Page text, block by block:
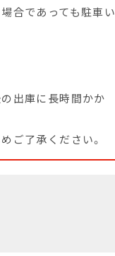
合であっても駐車い
出庫に長時間かか
ご了承ください。